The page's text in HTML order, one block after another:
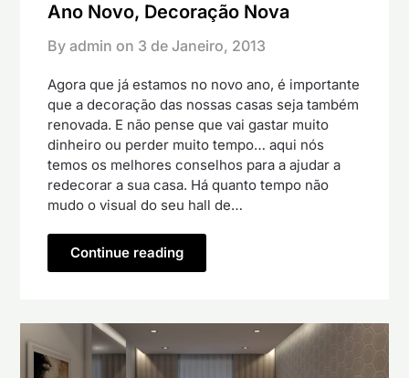
Ano Novo, Decoração Nova
By admin on 3 de Janeiro, 2013
Agora que já estamos no novo ano, é importante
que a decoração das nossas casas seja também
renovada. E não pense que vai gastar muito
dinheiro ou perder muito tempo… aqui nós
temos os melhores conselhos para a ajudar a
redecorar a sua casa. Há quanto tempo não
mudo o visual do seu hall de…
Continue reading